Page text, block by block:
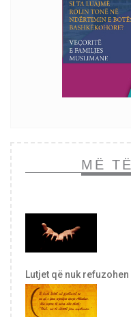
MË
Lutjet që nuk refuzohen